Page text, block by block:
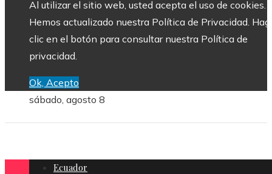
Al utilizar el sitio web, usted acepta el uso de cookies.
Hemos actualizado nuestra Política de Privacidad.
clic en el botón para consultar nuestra Política de
privacidad.
Ok, Acepto
sábado, agosto 8
Ecuador